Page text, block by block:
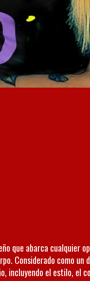
que abarca cualquier
Considerado como un
incluyendo el estilo, el